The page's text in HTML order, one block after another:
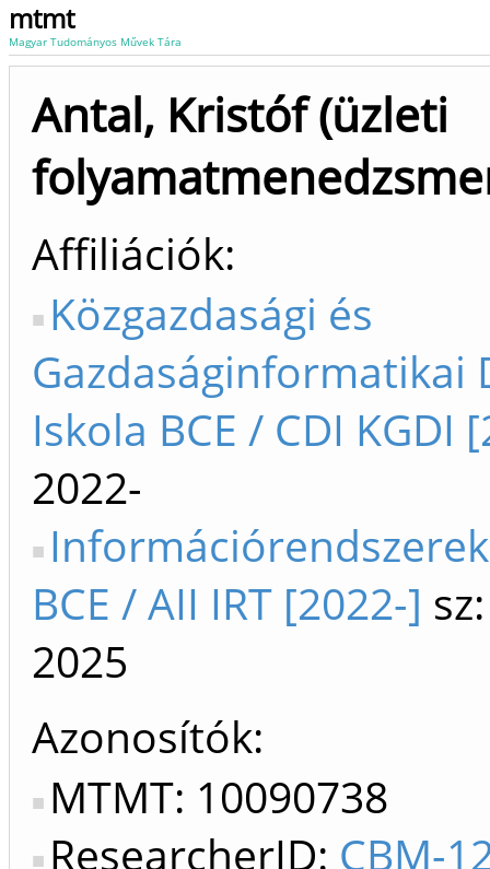
mtmt
Magyar Tudományos Művek Tára
Antal, Kristóf (üzleti
Affiliációk
Közgazdasági és
Gazdaságinformatikai
Iskola BCE / CDI KGDI
2022-
BCE / AII IRT [2022-]
2025
Azonosítók
MTMT: 10090738
ResearcherID: CBM-